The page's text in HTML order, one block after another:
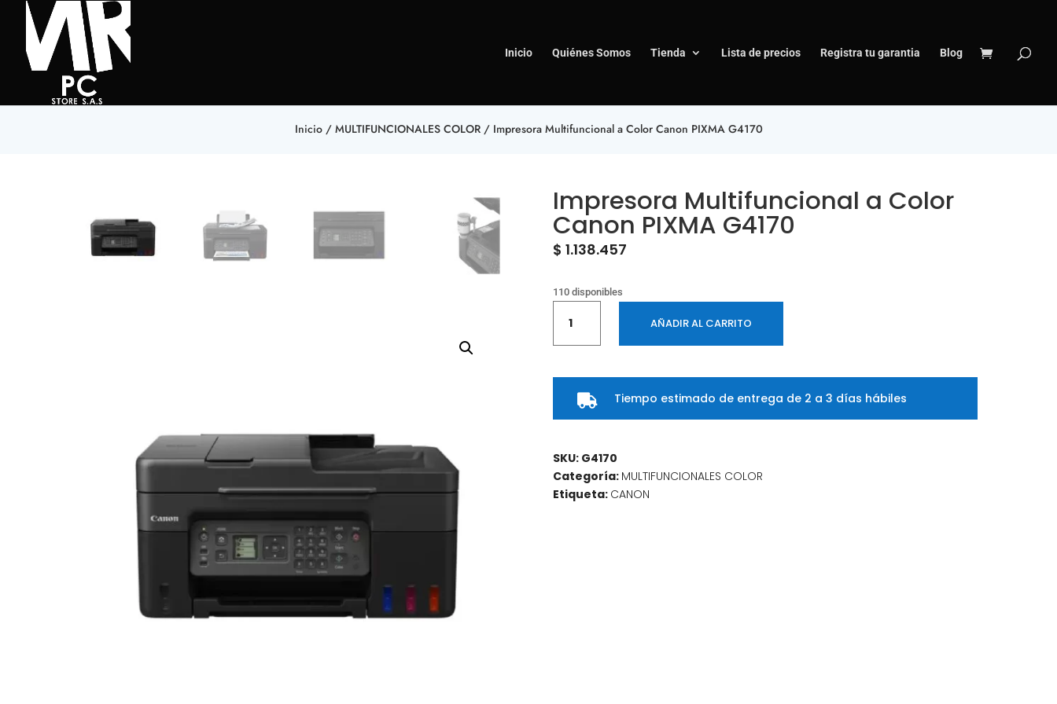
Inicio Quiénes Somos Tienda Lista de precios Registra tu garantia Blog
Inicio/ MULTIFUNCIONALES COLOR/ Impresora Multifuncional a Color Canon PIXMA G4170
Impresora Multifuncional a Color
Canon PIXMA G4170
$ 1.138.457
110 disponibles
Multifuncional
a
Canon
G4170
AÑADIR AL CARRITO
 Tiempo estimado de entrega de 2 a 3 días hábiles
SKU: G4170
Categoría: MULTIFUNCIONALES COLOR
Etiqueta: CANON